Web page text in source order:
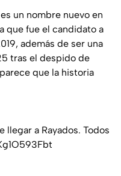
un nombre nuevo en
que fue el candidato a
además de ser una
tras el despido de
que la historia
llegar a Rayados. Todos